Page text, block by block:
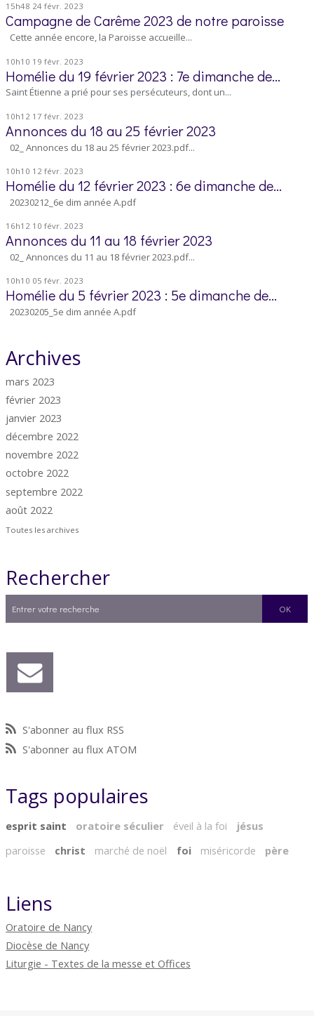
15h48 24 févr. 2023
Campagne de Carême 2023 de notre paroisse
Cette année encore, la Paroisse accueille...
10h10 19 févr. 2023
Homélie du 19 février 2023 : 7e dimanche de...
Saint Étienne a prié pour ses persécuteurs, dont un...
10h12 17 févr. 2023
Annonces du 18 au 25 février 2023
02_ Annonces du 18 au 25 février 2023.pdf...
10h10 12 févr. 2023
Homélie du 12 février 2023 : 6e dimanche de...
20230212_6e dim année A.pdf
16h12 10 févr. 2023
Annonces du 11 au 18 février 2023
02_ Annonces du 11 au 18 février 2023.pdf...
10h10 05 févr. 2023
Homélie du 5 février 2023 : 5e dimanche de...
20230205_5e dim année A.pdf
Archives
mars 2023
février 2023
janvier 2023
décembre 2022
novembre 2022
octobre 2022
septembre 2022
août 2022
Toutes les archives
Rechercher
S'abonner au flux RSS
S'abonner au flux ATOM
Tags populaires
esprit saint oratoire séculier éveil à la foi
jésus
paroisse
christ marché de noël foi miséricorde père
Liens
Oratoire de Nancy
Diocèse de Nancy
Liturgie - Textes de la messe et Offices